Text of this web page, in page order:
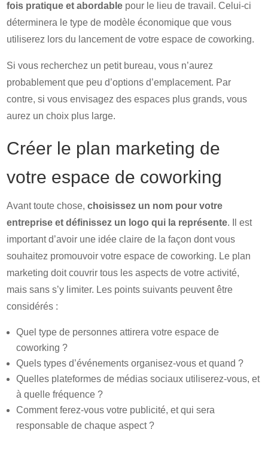
fois pratique et abordable pour le lieu de travail. Celui-ci
déterminera le type de modèle économique que vous
utiliserez lors du lancement de votre espace de coworking.
Si vous recherchez un petit bureau, vous n’aurez
probablement que peu d’options d’emplacement. Par
contre, si vous envisagez des espaces plus grands, vous
aurez un choix plus large.
Créer le plan marketing de
votre espace de coworking
Avant toute chose,choisissez un nom pour votre
entreprise et définissez un logo qui la représente. Il est
important d’avoir une idée claire de la façon dont vous
souhaitez promouvoir votre espace de coworking. Le plan
marketing doit couvrir tous les aspects de votre activité,
mais sans s’y limiter. Les points suivants peuvent être
considérés :
Quel type de personnes attirera votre espace de
coworking ?
Quels types d’événements organisez-vous et quand ?
Quelles plateformes de médias sociaux utiliserez-vous, et
à quelle fréquence ?
Comment ferez-vous votre publicité, et qui sera
responsable de chaque aspect ?